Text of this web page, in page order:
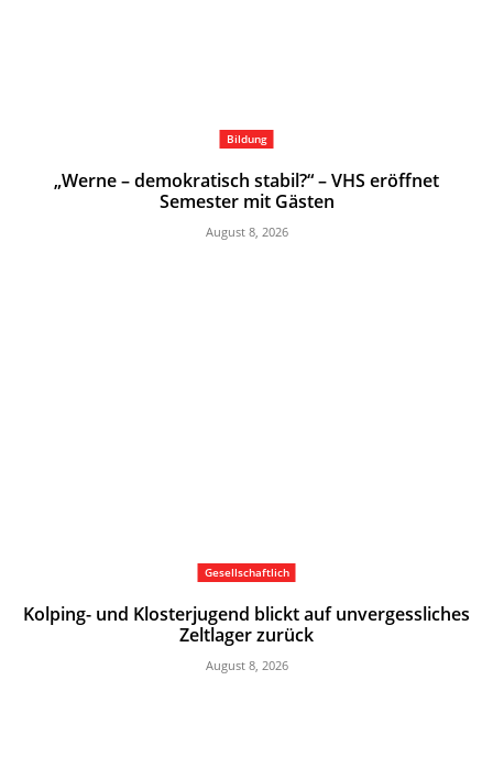
Bildung
„Werne – demokratisch stabil?“ – VHS eröffnet
Semester mit Gästen
August 8, 2026
Gesellschaftlich
Kolping- und Klosterjugend blickt auf unvergessliches
Zeltlager zurück
August 8, 2026